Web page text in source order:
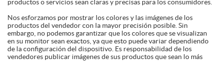
productos o servicios sean claras y precisas para los consumidores.
Nos esforzamos por mostrar los colores y las imágenes de los
productos del vendedor con la mayor precisión posible. Sin
embargo, no podemos garantizar que los colores que se visualizan
en su monitor sean exactos, ya que esto puede variar dependiendo
de la configuración del dispositivo. Es responsabilidad de los
vendedores publicar imágenes de sus productos que sean lo más